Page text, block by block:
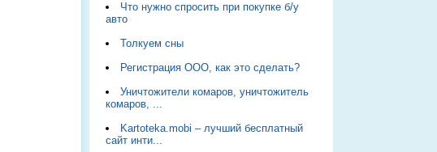
Что нужно спросить при покупке б/у
авто
Толкуем сны
Регистрация ООО, как это сделать?
Уничтожители комаров, уничтожитель
комаров, ...
Kartoteka.mobi – лучший бесплатный
сайт инти...